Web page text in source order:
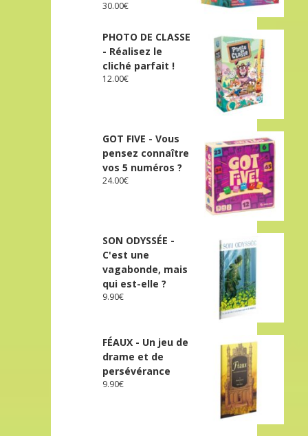
30.00€
PHOTO DE CLASSE
- Réalisez le
cliché parfait !
12.00€
GOT FIVE - Vous
pensez connaître
vos 5 numéros ?
24.00€
SON ODYSSÉE -
C'est une
vagabonde, mais
qui est-elle ?
9.90€
FÉAUX - Un jeu de
drame et de
persévérance
9.90€